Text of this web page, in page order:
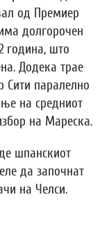
од Премиер
долгорочен
година, што
Додека трае
Сити паралелно
на средниот
на Мареска.
шпанскиот
да започнат
на Челси.